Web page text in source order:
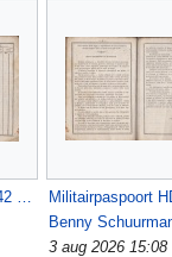
Benny
3 aug 2026 15:08